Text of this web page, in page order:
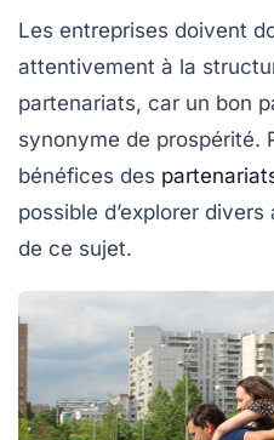
Les entreprises doivent
attentivement à la
partenariats, car un bon
synonyme de prospérité.
bénéfices des
possible d’explorer
de ce sujet.